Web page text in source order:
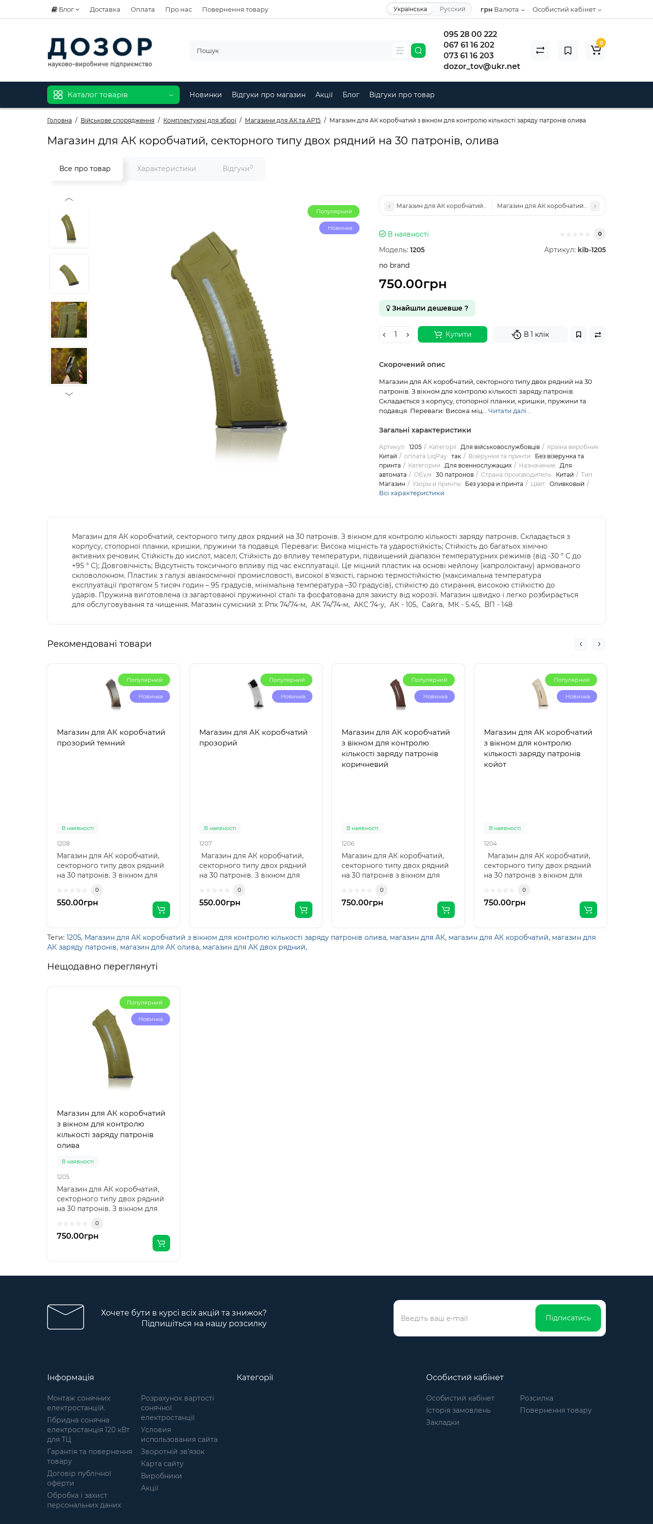
Блог Доставка Оплата Про нас Повернення товару Особистий кабінет
грн Валюта
Українська Русский
095 28 00 222
067 61 16 202
073 61 16 203
dozor_tov@ukr.net
0
Каталог товарів Новинки Відгуки про магазин Акції Блог Відгуки про товар
Головна Військове спорядження Комплектуючі для зброї Магазини для АК та АР15 Магазин для АК коробчатий з вікном для контролю кількості заряду патронів олива
Магазин для АК коробчатий, секторного типу двох рядний на 30 патронів, олива
Все про товар Характеристики Відгуки0
Популярний
Новинка
Магазин для АК коробчатий з вікном для контролю кількості заряду патронів
Магазин для АК коробчатий з вікном для контролю
В наявності 0
Модель: 1205 Артикул: kib-1205
no brand
750.00грн
Знайшли дешевше ?
Купити В 1 клік
Скорочений опис
Магазин для АК коробчатий, секторного типу двох рядний на 30
патронів. З вікном для контролю кількості заряду патронів.
Складається з корпусу, стопорної планки, кришки, пружини та
подавця. Переваги: Висока міц... Читати далі...
Загальні характеристики
Артикул 1205 Категорії Для військовослужбовців
Країна виробник
Китай
оплата LiqPay так Візерунки та принти
Без візерунка та
принта
Категории Для военнослужащих Назначение
Для
автомата
Об'єм 30 патронов Страна производитель Китай
Тип
Магазин
Узоры и принты Без узора и принта Цвет Оливковый
Всі характеристики
Магазин для АК коробчатий, секторного типу двох рядний на 30 патронів. З вікном для контролю кількості заряду патронів. Складається з
корпусу, стопорної планки, кришки, пружини та подавця. Переваги: Висока міцність та ударостійкість; Стійкість до багатьох хімічно
активних речовин; Стійкість до кислот, масел; Стійкість до впливу температури, підвищений діапазон температурних режимів (від -30 ° C до
+95 ° C); Довговічність; Відсутність токсичного впливу під час експлуатації. Це міцний пластик на основі нейлону (капролоктану) армованого
скловолокном. Пластик з галузі авіакосмічної промисловості, високої в'язкісті, гарною термостійкістю (максимальна температура
експлуатації протягом 5 тисяч годин – 95 градусів, мінімальна температура –30 градусів), стійкістю до стирання, високою стійкістю до
ударів. Пружина виготовлена із загартованої пружинної сталі та фосфатована для захисту від корозії. Магазин швидко і легко розбирається
для обслуговування та чищення. Магазин сумісний з: Рпк 74/74-м, АК 74/74-м, АКС 74-у, АК - 105, Сайга, МК - 5.45, ВП - 148
Рекомендовані товари
Популярний
Новинка
Магазин для АК коробчатий
прозорий темний
В наявності
1208
Магазин для АК коробчатий,
секторного типу двох рядний
на 30 патронів. З вікном для
0
550.00грн
Популярний
Новинка
Магазин для АК коробчатий
прозорий
В наявності
1207
Магазин для АК коробчатий,
секторного типу двох рядний
на 30 патронів. З вікном для
0
550.00грн
Популярний
Новинка
Магазин для АК коробчатий
з вікном для контролю
кількості заряду патронів
коричневий
В наявності
1206
Магазин для АК коробчатий,
секторного типу двох рядний
на 30 патронів з вікном для
0
750.00грн
Популярний
Новинка
Магазин для АК коробчатий
з вікном для контролю
кількості заряду патронів
койот
В наявності
1204
Магазин для АК коробчатий,
секторного типу двох рядний
на 30 патронів з вікном для
0
750.00грн
Теги: 1205, Магазин для АК коробчатий з вікном для контролю кількості заряду патронів олива, магазин для АК, магазин для АК коробчатий, магазин для
АК заряду патронів, магазин для АК олива, магазин для АК двох рядний,
Нещодавно переглянуті
Популярний
Новинка
Магазин для АК коробчатий
з вікном для контролю
кількості заряду патронів
олива
В наявності
1205
Магазин для АК коробчатий,
секторного типу двох рядний
на 30 патронів. З вікном для
корпусу, стопорної планки,
кришки, пружини та подавця.
багатьох хімічно активних
температури, підвищений
діапазон температурних
режимів (від -30 ° C до +95 ° C);
(капролоктану) армованого
скловолокном. Пластик з
промисловості, високої
в'язкісті, гарною
термостійкістю (максимальна
температура експлуатації
протягом 5 тисяч годин – 95
градусів, мінімальна
температура –30 градусів),
стійкістю до стирання,
високою стійкістю до ударів.
Пружина виготовлена із
загартованої пружинної сталі
та фосфатована для захисту від
0
750.00грн
Хочете бути в курсі всіх акцій та знижок?
Підпишіться на нашу розсилку
Підписатись
Інформація
Монтаж сонячних
електростанцій.
Гібридна сонячна
електростанція 120 кВт
для ТЦ
Гарантія та повернення
товару
Договір публічної
оферти
Обробка і захист
персональних даних
Розрахунок вартості
сонячної
електростанції
Условия
использования сайта
Зворотній зв’язок
Карта сайту
Виробники
Акції
Категорії Особистий кабінет
Особистий кабінет
Історія замовлень
Закладки
Розсилка
Повернення товару